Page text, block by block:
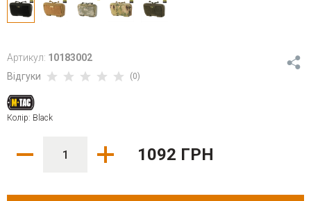
Артикул: 10183002
Відгуки
(0)
Колір: Black
1092 ГРН